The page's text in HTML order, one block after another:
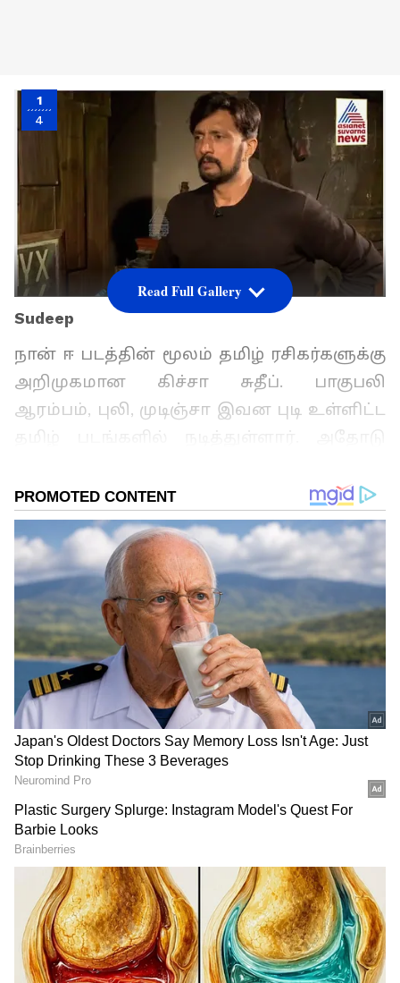
1
4
Sudeep
நான் ஈ படத்தின் மூலம் தமிழ் ரசிகர்களுக்கு
அறிமுகமான கிச்சா சுதீப். பாகுபலி
ஆரம்பம், புலி, முடிஞ்சா இவன புடி உள்ளிட்ட
நடித்து வரும் இவர் பிரபல நடிகர்களில்
ஒருவராக உள்ளார்.
மேலும் செய்திகளுக்கு...மருது நாயகமாக
மாறிய கமல்..சாப்பிட்ட கையோடு மெய்
சிலிர்த்து நின்ற லோகேஷ்..
அவ்வப்போது மொழி பிராந்திய நடிகர்கள்
குறித்து இவர் கூறும் கருத்து வைரலாவது
வழக்கம். அந்த வகையில் முன்னதாக ஆர்
ஆர் ஆர் , கேஜிஎப் உள்ளிட்ட படங்களின்
வெற்றி குறித்து இவர் பேசிய கருத்து
ஏசியாநெட் தமிழ்-ஐ உங்கள் முதன்மைத்
தேர்வாக்குங்கள்
Read Full Gallery